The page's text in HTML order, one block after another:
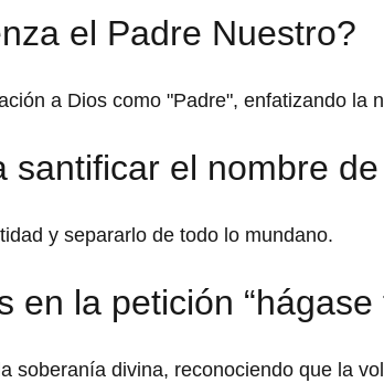
el Padre Nuestro?
a Dios como "Padre", enfatizando la
santificar el nombre
y separarlo de todo lo mundano.
en la petición “hágase
soberanía divina, reconociendo que la